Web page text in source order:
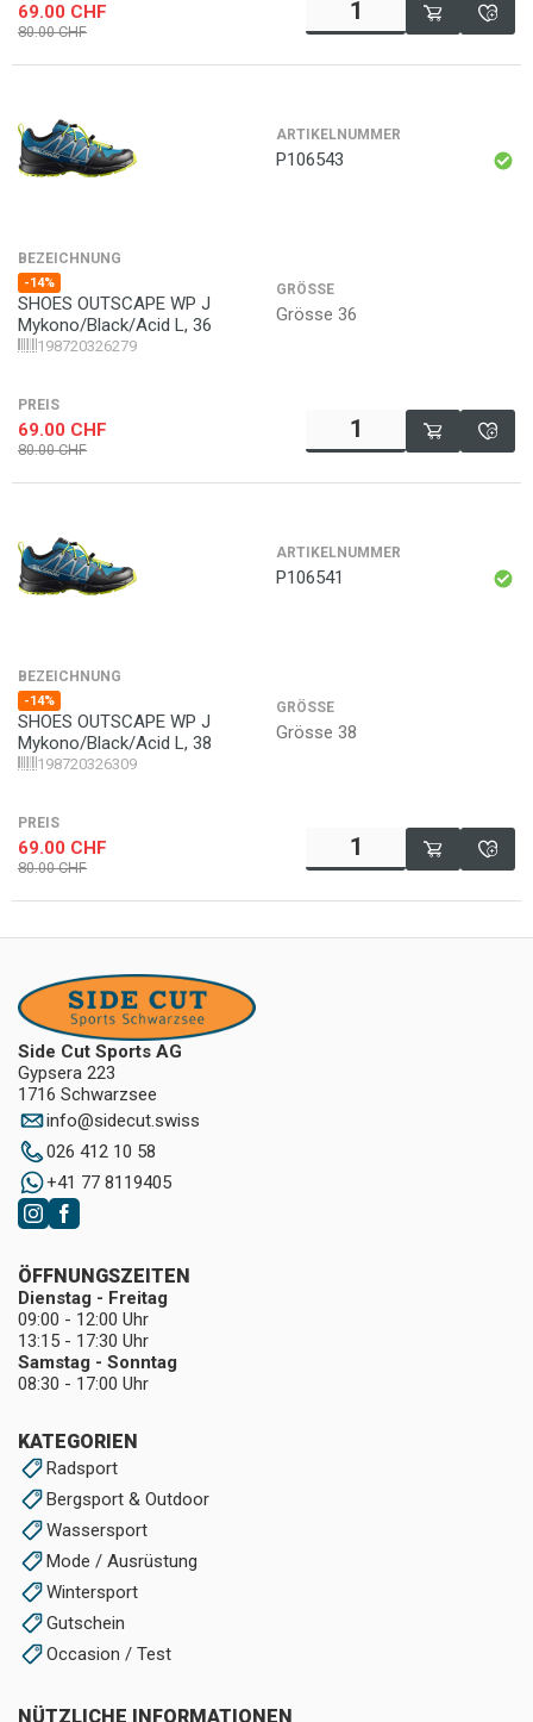
69.00 CHF
80.00 CHF
ARTIKELNUMMER
P106543
BEZEICHNUNG
-14%
SHOES OUTSCAPE WP J
Mykono/Black/Acid L, 36
198720326279
GRÖSSE
Grösse 36
PREIS
69.00 CHF
80.00 CHF
ARTIKELNUMMER
P106541
BEZEICHNUNG
-14%
SHOES OUTSCAPE WP J
Mykono/Black/Acid L, 38
198720326309
GRÖSSE
Grösse 38
PREIS
69.00 CHF
80.00 CHF
Side Cut Sports AG
Gypsera 223
1716 Schwarzsee
info@sidecut.swiss
026 412 10 58
+41 77 8119405
KATEGORIEN
Radsport
Bergsport & Outdoor
Wassersport
Mode / Ausrüstung
Wintersport
Gutschein
Occasion / Test
NÜTZLICHE INFORMATIONEN
ÖFFNUNGSZEITEN
Dienstag - Freitag
09:00 - 12:00 Uhr
13:15 - 17:30 Uhr
Samstag - Sonntag
08:30 - 17:00 Uhr